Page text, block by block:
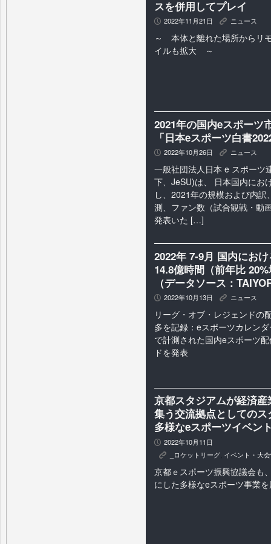
スを併用してプレイ
P 2022年11月21日 K ニュース
～ 本体と離れた場所からリ
イルも拡大 ～
2021年の国内eスポーツ
「日本eスポーツ白書
P 2022年10月26日 K ニュース
一般社団法人日本 e スポーツ
下、JeSU)は、 日本国内にお
し、2021年の規模および内
測、ファン数（試合観戦・動
発表いた […]
2022年 7-9月 国内にお
14.8億時間（前年比
（データソース：
P 2022年10月13日 K ニュース
リーグ・オブ・レジェンドの
多を記録：eスポーツカレン
で計測された国内eスポーツ
ドを発表
京都スタジアムが経済
集う交流拠点としての
多様なeスポーツイベン
P 2022年10月11日
K _ロケットリーグ イベント・大
京都ｅスポーツ振興協議会も
にした多様なeスポーツ事業